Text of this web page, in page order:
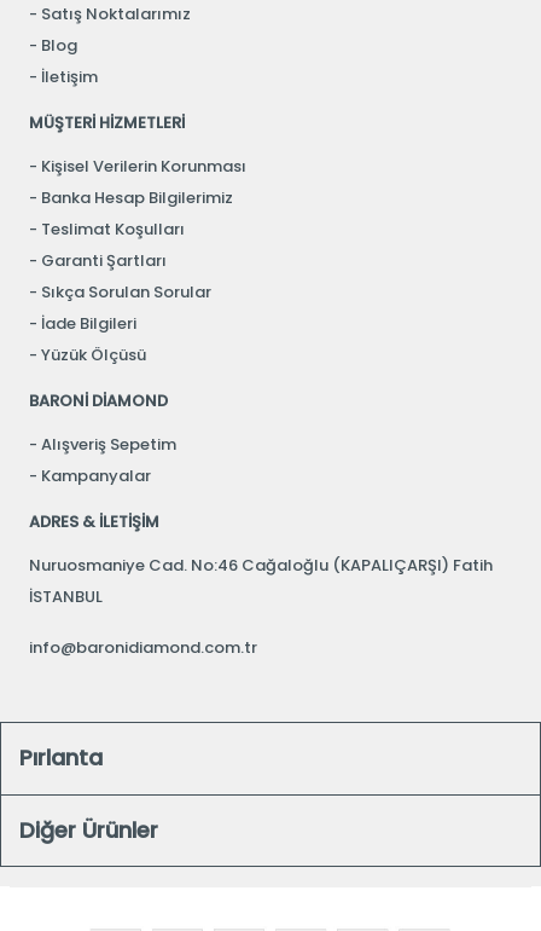
Satış Noktalarımız
Blog
İletişim
MÜŞTERİ HİZMETLERİ
Kişisel Verilerin Korunması
Banka Hesap Bilgilerimiz
Teslimat Koşulları
Garanti Şartları
Sıkça Sorulan Sorular
İade Bilgileri
Yüzük Ölçüsü
BARONİ DİAMOND
Alışveriş Sepetim
Kampanyalar
ADRES & İLETİŞİM
Nuruosmaniye Cad. No:46 Cağaloğlu (KAPALIÇARŞI) Fatih
İSTANBUL
info@baronidiamond.com.tr
Pırlanta
Diğer Ürünler